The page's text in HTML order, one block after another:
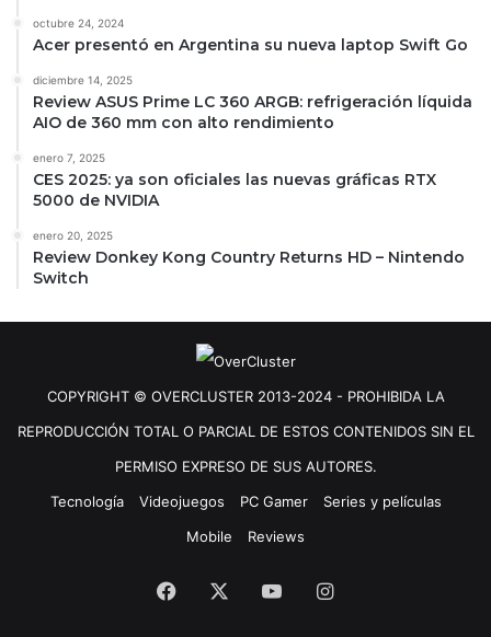
octubre 24, 2024
Acer presentó en Argentina su nueva laptop Swift Go
diciembre 14, 2025
Review ASUS Prime LC 360 ARGB: refrigeración líquida
AIO de 360 mm con alto rendimiento
enero 7, 2025
CES 2025: ya son oficiales las nuevas gráficas RTX
5000 de NVIDIA
enero 20, 2025
Review Donkey Kong Country Returns HD – Nintendo
Switch
COPYRIGHT © OVERCLUSTER 2013-2024 - PROHIBIDA LA
REPRODUCCIÓN TOTAL O PARCIAL DE ESTOS CONTENIDOS SIN EL
PERMISO EXPRESO DE SUS AUTORES.
Tecnología
Videojuegos PC Gamer
Series y películas
Mobile
Reviews
Facebook YouTubeInstagram